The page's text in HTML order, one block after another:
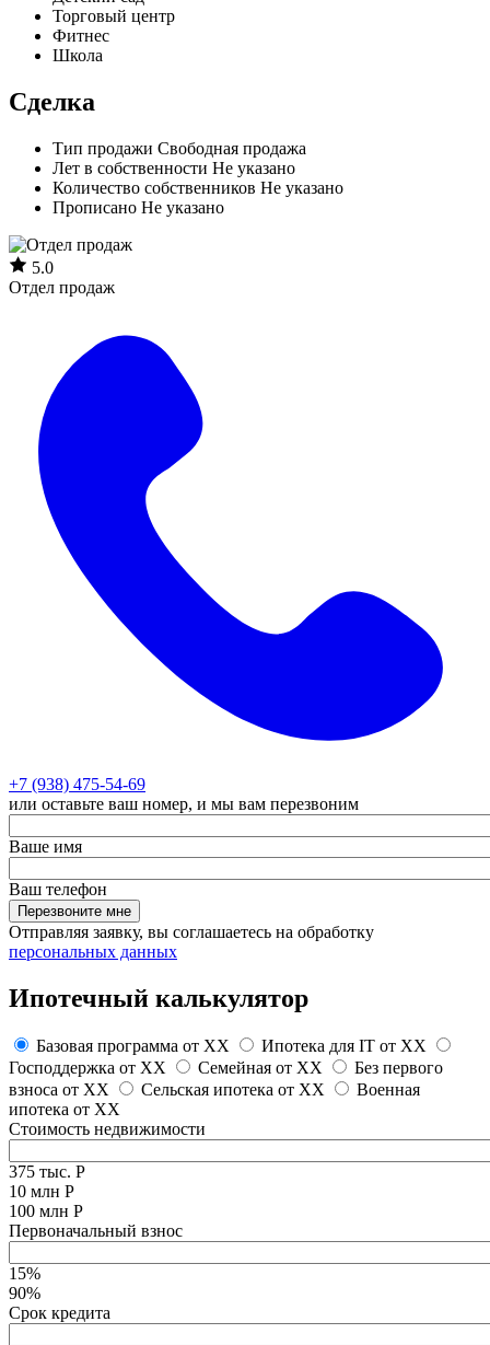
Торговый центр
Фитнес
Школа
Сделка
Тип продажи Свободная продажа
Лет в собственности Не указано
Количество собственников Не указано
Прописано Не указано
5.0
Отдел продаж
+7 (938) 475-54-69
или оставьте ваш номер, и мы вам перезвоним
Ваше имя
Ваш телефон
Перезвоните мне
Отправляя заявку, вы соглашаетесь на обработку
персональных данных
Ипотечный калькулятор
Базовая программа от XX Ипотека для IT от XX
Господдержка от XX Семейная от XX
Без первого
взноса от XX Сельская ипотека от XX
Военная
ипотека от XX
Стоимость недвижимости
375 тыс. Р
10 млн Р
100 млн Р
Первоначальный взнос
15%
90%
Срок кредита